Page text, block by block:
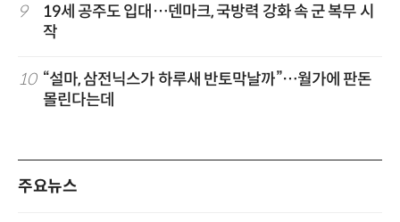
9
19세 공주도 입대…덴마크, 국방력 강화 속 군 복무 시
작
10 “설마, 삼전닉스가 하루새 반토막날까”…월가에 판돈
몰린다는데
주요뉴스